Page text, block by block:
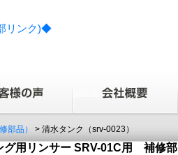
リンク)◆
部品） > 清水タンク（srv-0023）
グ用リンサー SRV-01C用 補修部